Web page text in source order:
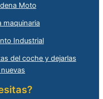
Moto
maquinaria
Industrial
del coche y dejarlas